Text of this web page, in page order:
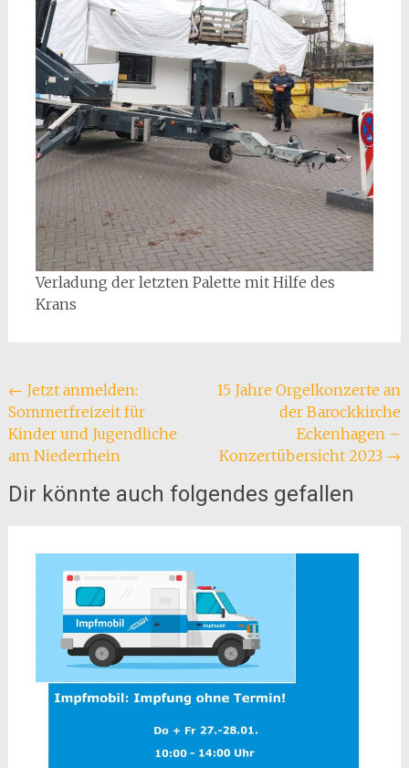
Verladung der letzten Palette mit Hilfe des
Krans
Beitragsnavigation
← Jetzt anmelden:
Sommerfreizeit für
Kinder und Jugendliche
am Niederrhein
15 Jahre Orgelkonzerte an
der Barockkirche
Eckenhagen –
Konzertübersicht 2023 →
Dir könnte auch folgendes gefallen